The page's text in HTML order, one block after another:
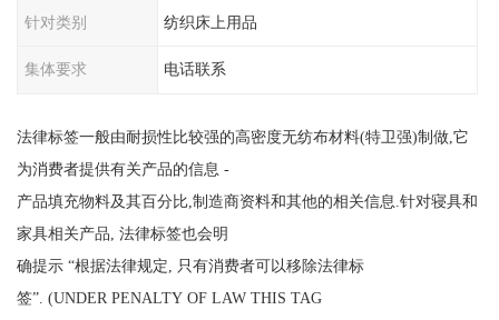
针对类别 纺织床上用品
集体要求 电话联系
法律标签一般由耐损性比较强的高密度无纺布材料(特卫强)制做,它
为消费者提供有关产品的信息 -
产品填充物料及其百分比,制造商资料和其他的相关信息.针对寝具和
家具相关产品, 法律标签也会明
确提示 “根据法律规定, 只有消费者可以移除法律标
签”. (UNDER PENALTY OF LAW THIS TAG